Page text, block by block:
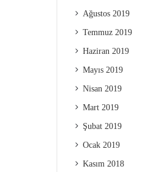
Ağustos 2019
Temmuz 2019
Haziran 2019
Mayıs 2019
Nisan 2019
Mart 2019
Şubat 2019
Ocak 2019
Kasım 2018